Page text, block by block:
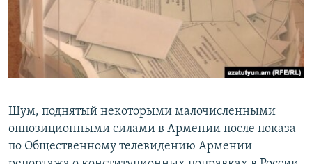
English
Русский
Все сайты Радио Азатутюн
Шум, поднятый некоторыми малочисленными
оппозиционными силами в Армении после показа
по Общественному телевидению Армении